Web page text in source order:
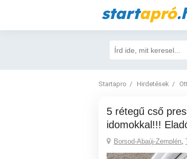
startapró
Startapro Hirdetések
5 rétegű cső presses és kulcsos
idomokkal!!!
Borsod-Abaúj-Zemplén,